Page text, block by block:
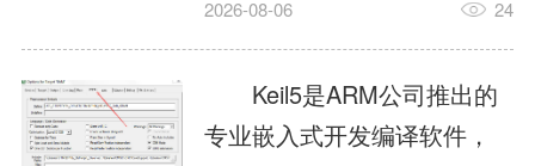
独下载对应芯片支持包，新
手配置难度较高，正版商业
授权费用不菲，未授权版本
存在程序容量限制，适合硬
在线调试、代码仿真，兼容
众多厂商芯片安装包。软件
需要手动添加器件库，初次
2026-08-06 24
Keil5是ARM公司推出的
专业嵌入式开发编译软件，